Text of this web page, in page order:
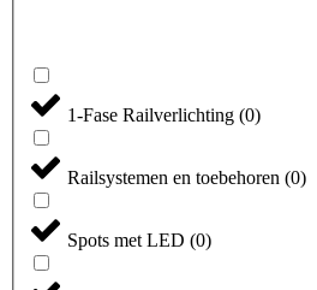
1-Fase Railverlichting (0)
Railsystemen en toebehoren (0)
Spots met LED (0)